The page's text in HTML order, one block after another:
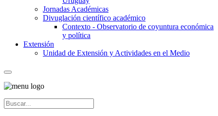
Jornadas Académicas
Divuglación científico académico
Contexto - Observatorio de coyuntura económica
y política
Extensión
Unidad de Extensión y Actividades en el Medio